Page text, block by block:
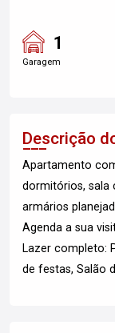
1
Garagem
Descrição
Apartamento
dormitórios, sala
armários
Agenda a sua
Lazer completo:
de festas, Salão